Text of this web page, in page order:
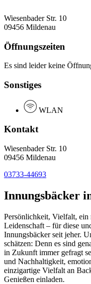
Wiesenbader Str. 10
09456 Mildenau
Öffnungszeiten
Es sind leider keine
Sonstiges
WLAN
Kontakt
Wiesenbader Str. 10
09456 Mildenau
03733-44693
Innungsbäcker
Persönlichkeit, Vielfalt, ein
Leidenschaft – für diese
Innungsbäcker seit jeher.
schätzen: Denn es sind
in Zukunft immer gefragt
und Nachhaltigkeit,
einzigartige Vielfalt an
Genießen einladen.